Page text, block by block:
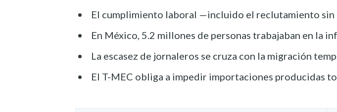
El cumplimiento laboral —incluido el reclutamiento
En México, 5.2 millones de personas trabajaban en la
La escasez de jornaleros se cruza con la migración
El T-MEC obliga a impedir importaciones producidas